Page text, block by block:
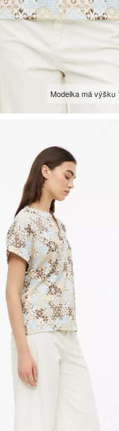
Modelka má výšku